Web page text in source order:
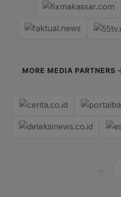
MORE MEDIA PARTNERS
←